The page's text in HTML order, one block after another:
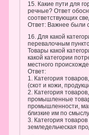
15. Какие пути для
речные? Ответ
соответствующих
Ответ: Важнее были
16. Для какой
перевалочным
Товары какой
какой категории
местного
Ответ:
1. Категория
(скот и кожи,
2. Категория
промышленные
промышленности,
близкие им по
3. Категория
земледельческая